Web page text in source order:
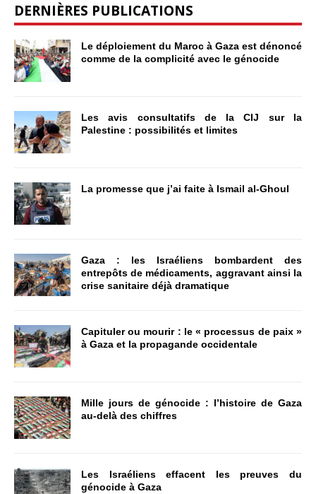
DERNIÈRES PUBLICATIONS
Le déploiement du Maroc à Gaza est dénoncé
comme de la complicité avec le génocide
Les avis consultatifs de la CIJ sur la
Palestine : possibilités et limites
La promesse que j’ai faite à Ismail al-Ghoul
Gaza : les Israéliens bombardent des
entrepôts de médicaments, aggravant ainsi la
crise sanitaire déjà dramatique
Capituler ou mourir : le « processus de paix »
à Gaza et la propagande occidentale
Mille jours de génocide : l’histoire de Gaza
au-delà des chiffres
Les Israéliens effacent les preuves du
génocide à Gaza